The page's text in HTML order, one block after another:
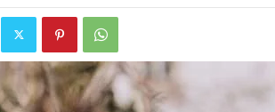
、
旅